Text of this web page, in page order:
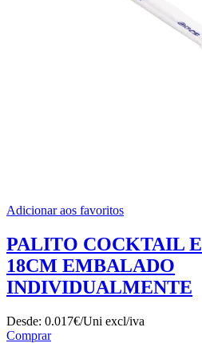
Adicionar aos favoritos
PALITO COCKTAIL
18CM EMBALADO
INDIVIDUALMENTE
Desde: 0.017€/Uni excl/iva
Comprar